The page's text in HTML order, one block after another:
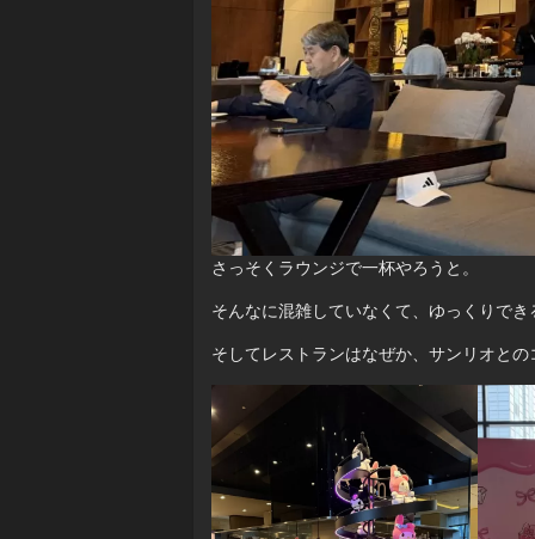
さっそくラウンジで一杯やろうと。
そんなに混雑していなくて、ゆっくりで
そしてレストランはなぜか、サンリオとの